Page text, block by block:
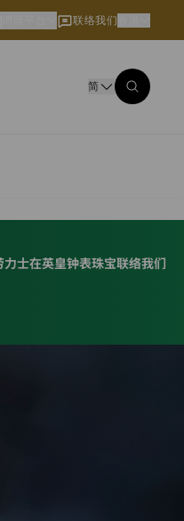
联络我们
简
力士在英皇钟表珠宝联络我们